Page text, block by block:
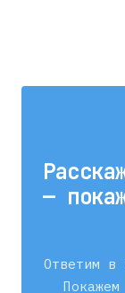
—
Ответим в